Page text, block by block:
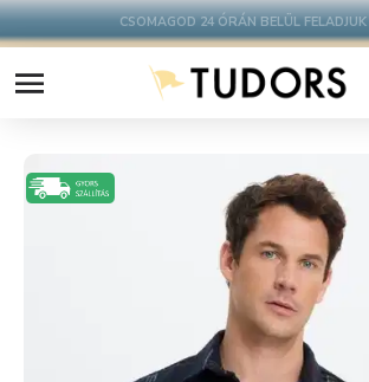
10.000 Ft FELETT INGYENES SZÁLLÍTÁS
FOXPOST CSOMAGAUTOMATÁBA !